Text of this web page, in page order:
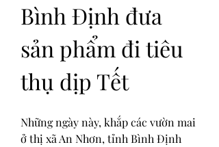
Bình Định đưa
sản phẩm đi tiêu
thụ dịp Tết
Những ngày này, khắp các vườn mai
ở thị xã An Nhơn, tỉnh Bình Định